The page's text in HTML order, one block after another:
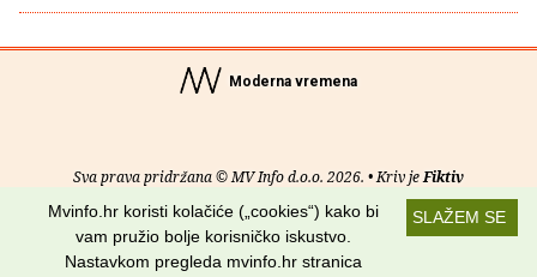
Moderna vremena
Sva prava pridržana © MV Info d.o.o. 2026. • Kriv jeFiktiv
Uvjeti korištenja RSS kanali
Potraži nas na:
SLAŽEM SE
Mvinfo.hr koristi kolačiće („cookies“) kako bi
vam pružio bolje korisničko iskustvo.
Nastavkom pregleda mvinfo.hr stranica